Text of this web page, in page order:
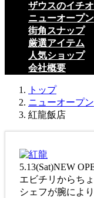
ザウスのイチオ
ニューオープン
街角スナップ
厳選アイテム
人気ショップ
会社概要
トップ
ニューオープン
紅龍飯店
5.13(Sat)NEW
エビチリからち
シェフが腕によ